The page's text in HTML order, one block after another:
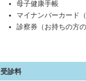
母子健康手帳
マイナンバーカード
診察券（お持ちの方の
受診料